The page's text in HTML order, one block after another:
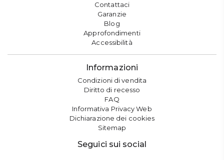
Contattaci
Garanzie
Blog
Approfondimenti
Accessibilità
Informazioni
Condizioni di vendita
Diritto di recesso
FAQ
Informativa Privacy Web
Dichiarazione dei cookies
Sitemap
Seguici sui social